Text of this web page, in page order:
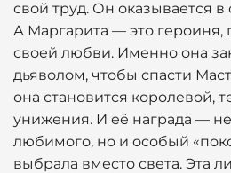
свой труд. Он оказывается
А Маргарита — это героиня,
своей любви. Именно она
дьяволом, чтобы спасти
она становится королевой,
унижения. И её награда —
любимого, но и особый
выбрала вместо света. Эта